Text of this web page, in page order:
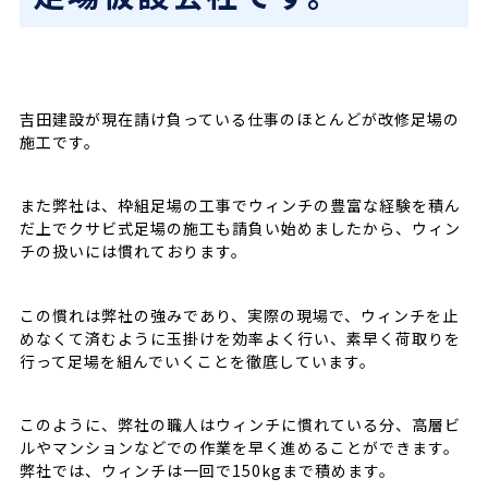
吉田建設が現在請け負っている仕事のほとんどが改修足場の
施工です。
また弊社は、枠組足場の工事でウィンチの豊富な経験を積ん
だ上でクサビ式足場の施工も請負い始めましたから、ウィン
チの扱いには慣れております。
この慣れは弊社の強みであり、実際の現場で、ウィンチを止
めなくて済むように玉掛けを効率よく行い、素早く荷取りを
行って足場を組んでいくことを徹底しています。
このように、弊社の職人はウィンチに慣れている分、高層ビ
ルやマンションなどでの作業を早く進めることができます。
弊社では、ウィンチは一回で150kgまで積めます。